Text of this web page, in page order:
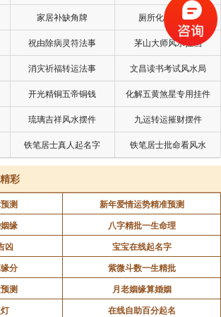
拌匀，待水到合适温度时使用，可用
肥效果一流。
动手，那就去甜品店里吃一碗姜撞奶
辛辣，融于奶香之中，口感一流之
血、养阴美容的功效。最重要的是牛
辛温，正好中和掉了牛奶的寒性。
)，葱白5克，大枣10个，加水适量，
可以用于风寒感冒。或是淋雨之后服
。
糖30克，花椒3克，大枣10个，水
寒性痛经。
仁10克、核桃30克剥皮捣碎，加蜂
。补肺益肾，平喘散寒。适用于体虚
家居补缺角牌 厕所化秽气煞套
祝由除病灵符法事 茅山大师风水挂画
消灾祈福转运法事 文昌读书考试风水局
开光精铜五帝铜钱 化解五黄煞星专用挂件
琉璃吉祥风水摆件 九运转运摧财摆件
铁笔居士真人起名字 铁笔居士批命看风水
彩
测
新年爱情运势精准预测
缘
八字精批一生命理
凶
宝宝在线起名字
分
紫微斗数一生精批
测
月老姻缘算婚姻
在线自助百分起名